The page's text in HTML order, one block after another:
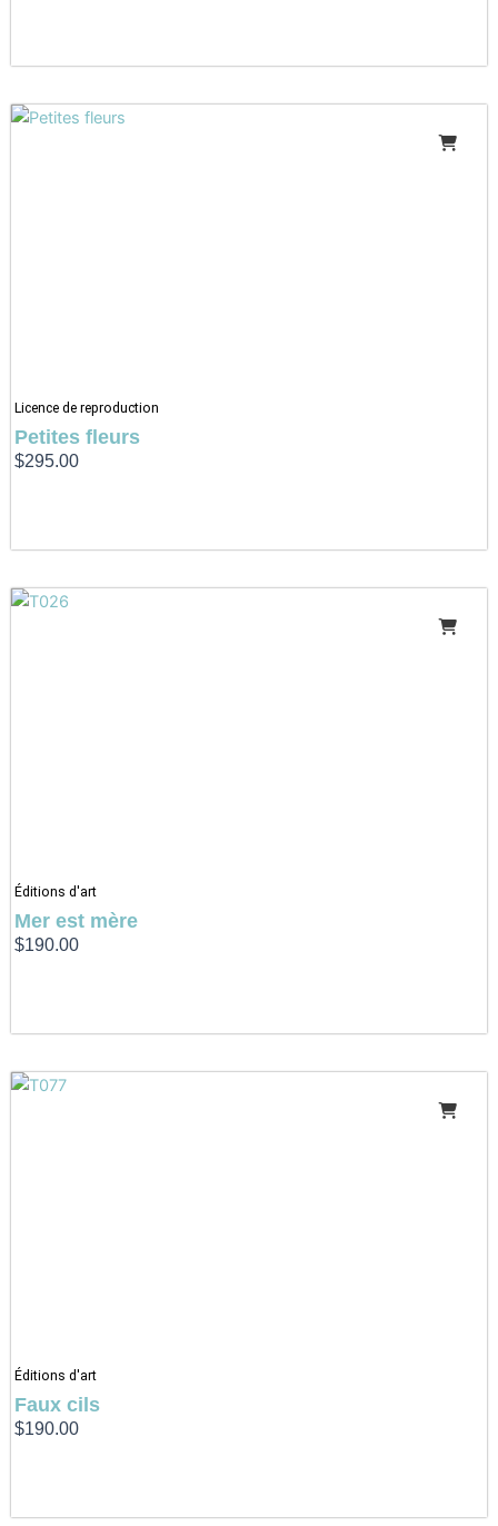
Licence de reproduction
Petites fleurs
$295.00
Éditions d'art
Mer est mère
$190.00
Éditions d'art
Faux cils
$190.00